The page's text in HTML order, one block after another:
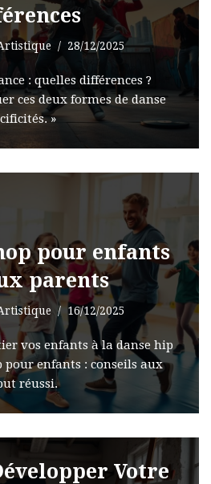
28/12/2025
: quelles différences ?
ces deux formes de danse
»
pour enfants
parents
16/12/2025
vos enfants à la danse hip
pour enfants : conseils aux
réussi.
Votre